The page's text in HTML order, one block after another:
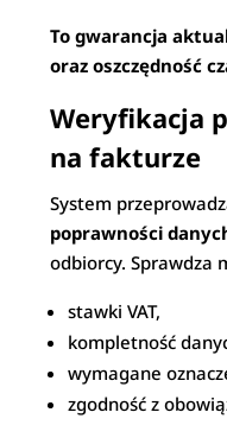
To gwarancja
oraz oszczędność
Weryfikacja
na fakturze
System
poprawności
odbiorcy. Sprawdza
stawki VAT,
kompletność
wymagane
zgodność z